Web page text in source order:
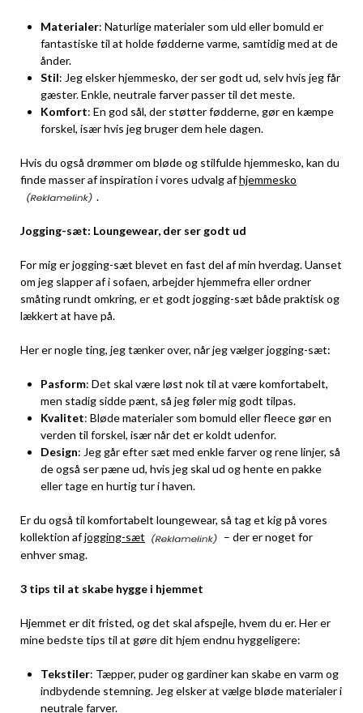
Materialer: Naturlige materialer som uld eller bomuld er
fantastiske til at holde fødderne varme, samtidig med at de
ånder.
Stil: Jeg elsker hjemmesko, der ser godt ud, selv hvis jeg får
gæster. Enkle, neutrale farver passer til det meste.
Komfort: En god sål, der støtter fødderne, gør en kæmpe
forskel, især hvis jeg bruger dem hele dagen.
Hvis du også drømmer om bløde og stilfulde hjemmesko, kan du
finde masser af inspiration i vores udvalg afhjemmesko
.
Jogging-sæt: Loungewear, der ser godt ud
For mig er jogging-sæt blevet en fast del af min hverdag. Uanset
om jeg slapper af i sofaen, arbejder hjemmefra eller ordner
småting rundt omkring, er et godt jogging-sæt både praktisk og
lækkert at have på.
Her er nogle ting, jeg tænker over, når jeg vælger jogging-sæt:
Pasform: Det skal være løst nok til at være komfortabelt,
men stadig sidde pænt, så jeg føler mig godt tilpas.
Kvalitet: Bløde materialer som bomuld eller fleece gør en
verden til forskel, især når det er koldt udenfor.
Design: Jeg går efter sæt med enkle farver og rene linjer, så
de også ser pæne ud, hvis jeg skal ud og hente en pakke
eller tage en hurtig tur i haven.
Er du også til komfortabelt loungewear, så tag et kig på vores
kollektion afjogging-sæt
– der er noget for
enhver smag.
3 tips til at skabe hygge i hjemmet
Hjemmet er dit fristed, og det skal afspejle, hvem du er. Her er
mine bedste tips til at gøre dit hjem endnu hyggeligere:
Tekstiler: Tæpper, puder og gardiner kan skabe en varm og
indbydende stemning. Jeg elsker at vælge bløde materialer i
neutrale farver.